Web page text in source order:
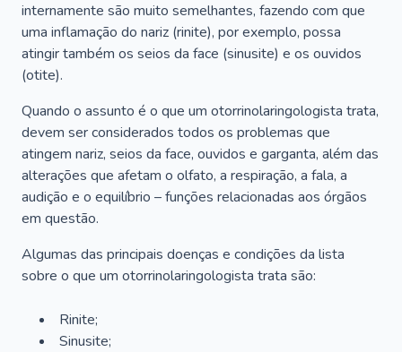
internamente são muito semelhantes, fazendo com que
uma inflamação do nariz (rinite), por exemplo, possa
atingir também os seios da face (sinusite) e os ouvidos
(otite).
Quando o assunto é o que um otorrinolaringologista trata,
devem ser considerados todos os problemas que
atingem nariz, seios da face, ouvidos e garganta, além das
alterações que afetam o olfato, a respiração, a fala, a
audição e o equilíbrio – funções relacionadas aos órgãos
em questão.
Algumas das principais doenças e condições da lista
sobre o que um otorrinolaringologista trata são:
Rinite;
Sinusite;